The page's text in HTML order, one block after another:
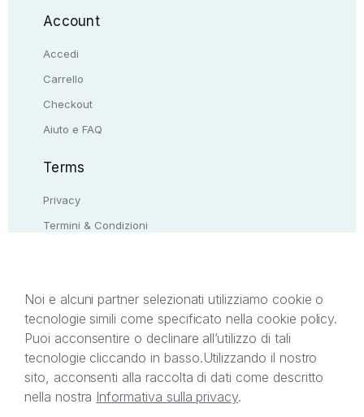
Account
Accedi
Carrello
Checkout
Aiuto e FAQ
Terms
Privacy
Termini & Condizioni
Il presente sito web è di proprietà di StreetLib S.r.l.
titolare di tutti i diritti di proprietà intellettuale
afferenti ai marchi, loghi e segni distintivi presenti
sul sito web. Si invita l’utente a prendere visione
Noi e alcuni partner selezionati utilizziamo cookie o
tecnologie simili come specificato nella cookie policy.
Puoi acconsentire o declinare all’utilizzo di tali
tecnologie cliccando in basso.Utilizzando il nostro
sito, acconsenti alla raccolta di dati come descritto
nella nostra Informativa sulla privacy.